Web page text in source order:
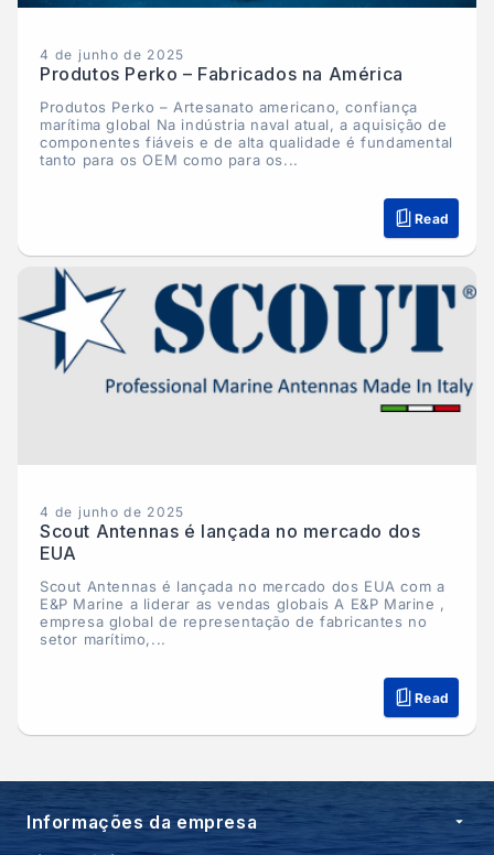
4 de junho de 2025
Produtos Perko – Fabricados na América
Produtos Perko – Artesanato americano, confiança
marítima global Na indústria naval atual, a aquisição de
componentes fiáveis e de alta qualidade é fundamental
tanto para os OEM como para os...
Read
4 de junho de 2025
Scout Antennas é lançada no mercado dos
EUA
Scout Antennas é lançada no mercado dos EUA com a
E&P Marine a liderar as vendas globais A E&P Marine ,
empresa global de representação de fabricantes no
setor marítimo,...
Read
Informações da empresa